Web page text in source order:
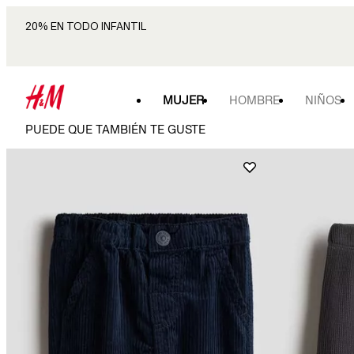
20% EN TODO INFANTIL
MUJER HOMBRE NIÑOS
PUEDE QUE TAMBIÉN TE GUSTE